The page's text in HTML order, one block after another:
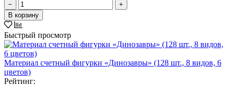
−
+
В корзину
Быстрый просмотр
Материал счетный фигурки «Динозавры» (128 шт., 8 видов, 6
цветов)
Рейтинг: